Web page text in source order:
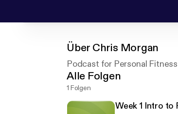
Über Chris Morgan
Podcast for Personal
Alle Folgen
1 Folgen
Week 1 Intro to